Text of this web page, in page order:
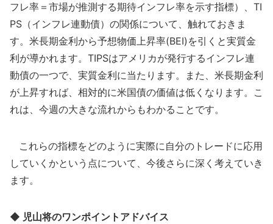
フレ率＝市場が推測する期待インフレ率を示す指標）、TI
PS（インフレ連動債）の関係について、触れておきま
す。米長期金利から予想物価上昇率(BEI)を引くと実質金
利が導かれます。TIPSはアメリカが発行するインフレ連
動債の一つで、実質金利に当たります。また、米長期金利
が上昇すれば、相対的に米国債の価値は低くなります。こ
れは、今週の大きな流れからもわかることです。
これらの指標をどのように実際に自分のトレードに応用
していくかという点について、今後さらに深く考えていき
ます。
◆ 児山将のワンポイントアドバイス